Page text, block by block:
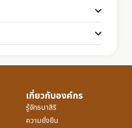
เกี่ยวกับองค์กร
รู้จักธนาสิริ
ความยั่งยืน